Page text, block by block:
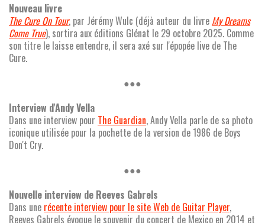
Nouveau livre
The Cure On Tour, par Jérémy Wulc (déjà auteur du livre My Dreams
Come True), sortira aux éditions Glénat le 29 octobre 2025. Comme
son titre le laisse entendre, il sera axé sur l'épopée live de The
Cure.
●●●
Interview d'Andy Vella
Dans une interview pour The Guardian, Andy Vella parle de sa photo
iconique utilisée pour la pochette de la version de 1986 de Boys
Don't Cry.
●●●
Nouvelle interview de Reeves Gabrels
Dans une récente interview pour le site Web de Guitar Player,
Reeves Gabrels évoque le souvenir du concert de Mexico en 2014 et